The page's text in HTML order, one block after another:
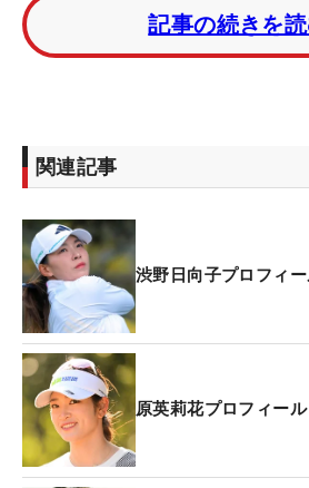
■キム・ヒョージュ、渋野日向子
で百花繚乱 TOTOジャパンク
■「大事な残り2試合の1試合を日
せ」 渋野日向子が“母国”開催で
記事の続きを
関連記事
渋野日向子プロフィ
原英莉花プロフィール